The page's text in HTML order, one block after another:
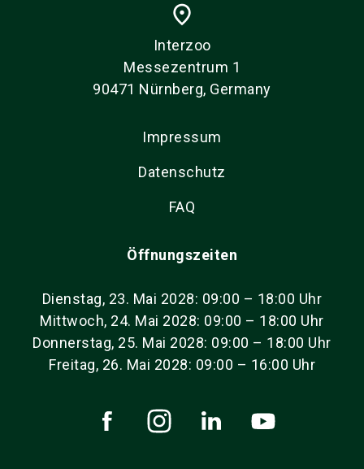
place
Interzoo
Messezentrum 1
90471 Nürnberg, Germany
Impressum
Datenschutz
FAQ
Öffnungszeiten
Dienstag, 23. Mai 2028: 09:00 – 18:00 Uhr
Mittwoch, 24. Mai 2028: 09:00 – 18:00 Uhr
Donnerstag, 25. Mai 2028: 09:00 – 18:00 Uhr
Freitag, 26. Mai 2028: 09:00 – 16:00 Uhr